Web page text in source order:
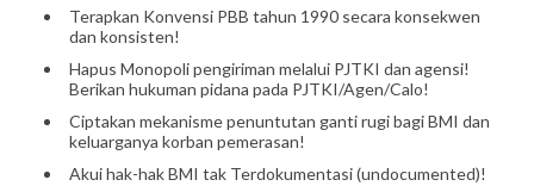
Terapkan Konvensi PBB tahun 1990 secara konsekwen
dan konsisten!
Hapus Monopoli pengiriman melalui PJTKI dan agensi!
Berikan hukuman pidana pada PJTKI/Agen/Calo!
Ciptakan mekanisme penuntutan ganti rugi bagi BMI dan
keluarganya korban pemerasan!
Akui hak-hak BMI tak Terdokumentasi (undocumented)!